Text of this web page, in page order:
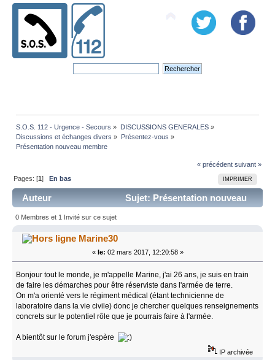
S.O.S. 112 - Urgence - Secours » DISCUSSIONS GENERALES»
Discussions et échanges divers » Présentez-vous »
Présentation nouveau membre
« précédent suivant »
IMPRIMER
Pages: [1]En bas
Auteur
Sujet: Présentation nouveau
membre (Lu 11771 fois)
0 Membres et 1 Invité sur ce sujet
Marine30
« le: 02 mars 2017, 12:20:58 »
Bonjour tout le monde, je m'appelle Marine, j'ai 26 ans, je suis en train
de faire les démarches pour être réserviste dans l'armée de terre.
On m'a orienté vers le régiment médical (étant technicienne de
laboratoire dans la vie civile) donc je chercher quelques renseignements
concrets sur le potentiel rôle que je pourrais faire à l'armée.
A bientôt sur le forum j'espère
IP archivée